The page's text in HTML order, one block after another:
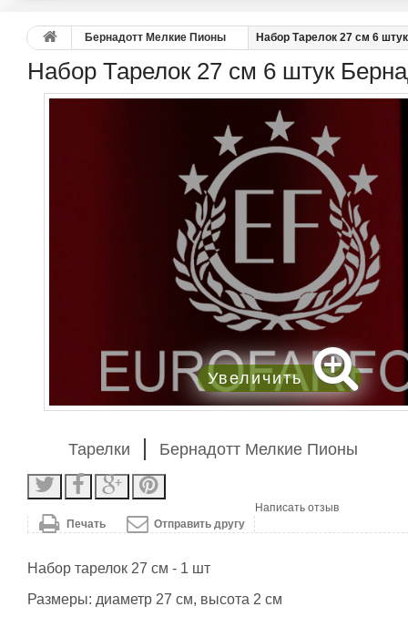
Бернадотт Мелкие Пионы Набор Тарелок 27 см 6
Набор Тарелок 27 см 6 штук
Увеличить
Тарелки Бернадотт Мелкие Пионы
Отправить другу
Печать
Написать отзыв
Набор тарелок 27 см - 1 шт
Размеры: диаметр 27 см, высота 2 см